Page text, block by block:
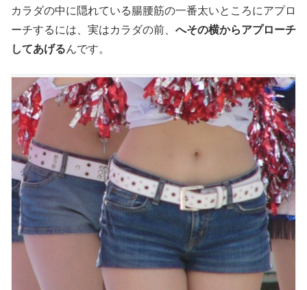
カラダの中に隠れている腸腰筋の一番太いところにアプロ
ーチするには、実はカラダの前、 へその横からアプローチ
してあげるんです。